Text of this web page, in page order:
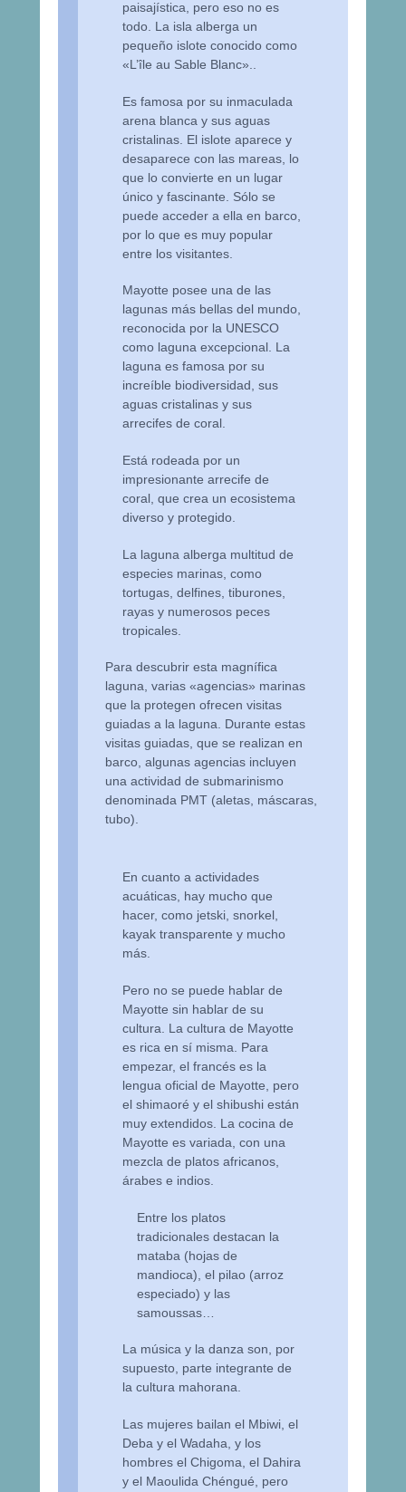
paisajística, pero eso no es
todo. La isla alberga un
pequeño islote conocido como
«L’île au Sable Blanc»..
Es famosa por su inmaculada
arena blanca y sus aguas
cristalinas. El islote aparece y
desaparece con las mareas, lo
que lo convierte en un lugar
único y fascinante. Sólo se
puede acceder a ella en barco,
por lo que es muy popular
entre los visitantes.
Mayotte posee una de las
lagunas más bellas del mundo,
reconocida por la UNESCO
como laguna excepcional. La
laguna es famosa por su
increíble biodiversidad, sus
aguas cristalinas y sus
arrecifes de coral.
Está rodeada por un
impresionante arrecife de
coral, que crea un ecosistema
diverso y protegido.
La laguna alberga multitud de
especies marinas, como
tortugas, delfines, tiburones,
rayas y numerosos peces
tropicales.
Para descubrir esta magnífica
laguna, varias «agencias» marinas
que la protegen ofrecen visitas
guiadas a la laguna. Durante estas
visitas guiadas, que se realizan en
barco, algunas agencias incluyen
una actividad de submarinismo
denominada PMT (aletas, máscaras,
tubo).
En cuanto a actividades
acuáticas, hay mucho que
hacer, como jetski, snorkel,
kayak transparente y mucho
más.
Pero no se puede hablar de
Mayotte sin hablar de su
cultura. La cultura de Mayotte
es rica en sí misma. Para
empezar, el francés es la
lengua oficial de Mayotte, pero
el shimaoré y el shibushi están
muy extendidos. La cocina de
Mayotte es variada, con una
mezcla de platos africanos,
árabes e indios.
Entre los platos
tradicionales destacan la
mataba (hojas de
mandioca), el pilao (arroz
especiado) y las
samoussas…
La música y la danza son, por
supuesto, parte integrante de
la cultura mahorana.
Las mujeres bailan el Mbiwi, el
Deba y el Wadaha, y los
hombres el Chigoma, el Dahira
y el Maoulida Chéngué, pero